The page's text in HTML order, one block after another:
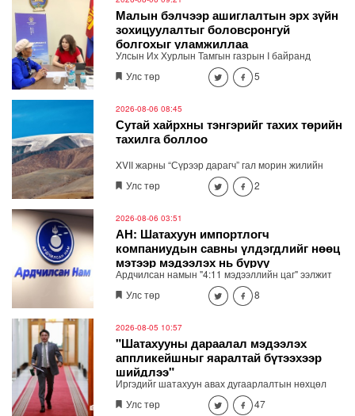
орчин, уул уурхайн 358 зөрчил илрүүлж, 200
гаруйг нь арилгуулаад байна.
Малын бэлчээр ашиглалтын эрх зүйн
зохицуулалтыг боловсронгуй
болгохыг уламжиллаа
Улсын Их Хурлын Тамгын газрын I байранд
байрлах "Нээлттэй парламент" танхимд өнөөдөр
(2026.08.06) Улсын Их Хурлын гишүүн
сонслоо.
Улс төр 5
2026-08-06 08:45
Сутай хайрхны тэнгэрийг тахих төрийн
тахилга боллоо
XVII жарны “Сүрээр дарагч” гал морин жилийн
зуны адаг хөхөгчин хонь сарын 23-ны өлзий
дэмбэрэлтэй өдөр /2026.08.06/ Сутай хайрхны
Улс төр 2
2026-08-06 03:51
АН: Шатахуун импортлогч
компаниудын савны үлдэгдлийг нөөц
мэтээр мэдээлэх нь буруу
Ардчилсан намын "4:11 мэдээллийн цаг" ээлжит
хэвлэлийн бага хурал Төрийн ордны 3 давхарт
болно. Хэвлэлийн хурлаар шатахууны хомсдол,
Улс төр 8
2026-08-05 10:57
"Шатахууны дараалал мэдээлэх
аппликейшныг яаралтай бүтээхээр
шийдлээ"
Иргэдийг шатахуун авах дугаарлалтын нөхцөл
байдлыг бодит цагаар харж явах замаа тооцох
боломжтой мэдээлэл хүргэх зориулалттай
Улс төр 47